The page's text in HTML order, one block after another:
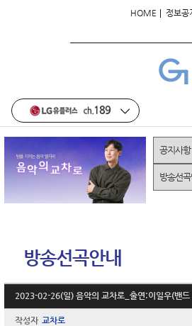
HOME | 정보공
방송선곡안내
2023-02-26(일) 음악의 교차로_출연:이일우(밴드
작성자 교차로
공지사항
방송선